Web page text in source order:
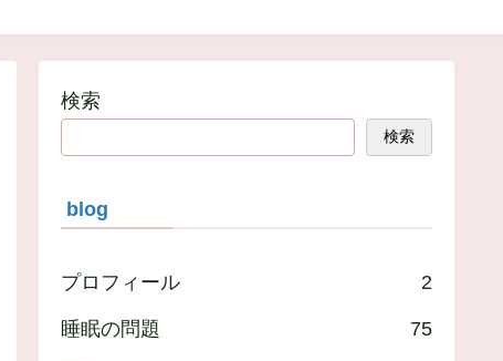
検索
検索
blog
プロフィール 2
睡眠の問題 75